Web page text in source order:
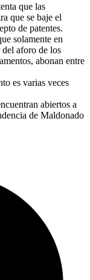
que las
que se baje el
de patentes.
solamente en
aforo de los
abonan entre
es varias veces
abiertos a
de Maldonado